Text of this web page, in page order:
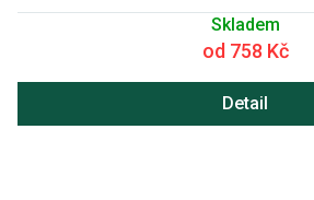
Skladem
od 758 Kč
Detail